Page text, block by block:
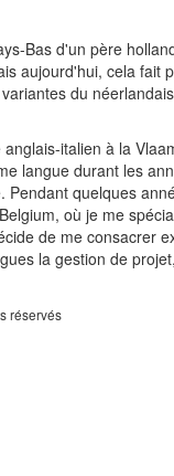
Bas d'un père
aujourd'hui, cela fait
du
italien à la
langue durant les
quelques
où je me
de me consacrer
la gestion de
réservés